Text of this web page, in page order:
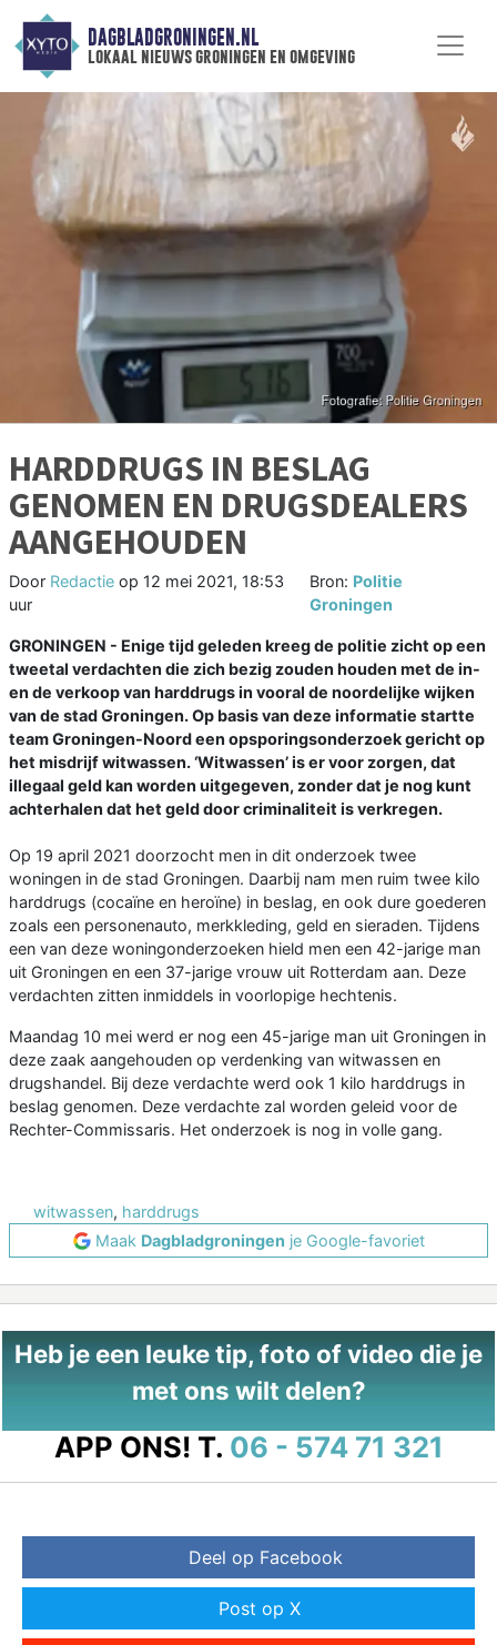
DAGBLADGRONINGEN.NL
lokaal nieuws groningen en omgeving
HARDDRUGS IN BESLAG
GENOMEN EN DRUGSDEALERS
AANGEHOUDEN
Door Redactie op 12 mei 2021, 18:53
uur
Bron: Politie
Groningen
GRONINGEN - Enige tijd geleden kreeg de politie zicht op een
tweetal verdachten die zich bezig zouden houden met de in-
en de verkoop van harddrugs in vooral de noordelijke wijken
van de stad Groningen. Op basis van deze informatie startte
team Groningen-Noord een opsporingsonderzoek gericht op
het misdrijf witwassen. ‘Witwassen’ is er voor zorgen, dat
illegaal geld kan worden uitgegeven, zonder dat je nog kunt
achterhalen dat het geld door criminaliteit is verkregen.
Op 19 april 2021 doorzocht men in dit onderzoek twee
woningen in de stad Groningen. Daarbij nam men ruim twee kilo
harddrugs (cocaïne en heroïne) in beslag, en ook dure goederen
zoals een personenauto, merkkleding, geld en sieraden. Tijdens
een van deze woningonderzoeken hield men een 42-jarige man
uit Groningen en een 37-jarige vrouw uit Rotterdam aan. Deze
verdachten zitten inmiddels in voorlopige hechtenis.
Maandag 10 mei werd er nog een 45-jarige man uit Groningen in
deze zaak aangehouden op verdenking van witwassen en
drugshandel. Bij deze verdachte werd ook 1 kilo harddrugs in
beslag genomen. Deze verdachte zal worden geleid voor de
Rechter-Commissaris. Het onderzoek is nog in volle gang.
witwassen, harddrugs
Maak Dagbladgroningen je Google-favoriet
Heb je een leuke tip, foto of video die je
met ons wilt delen?
APP ONS! T. 06 - 574 71 321
Deel op Facebook
Post op X